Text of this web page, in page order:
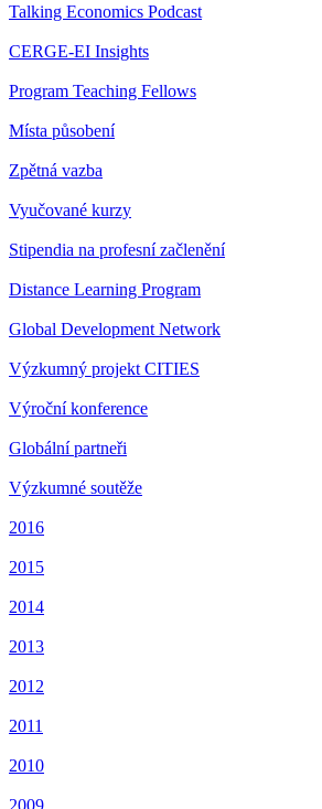
Talking Economics Podcast
CERGE-EI Insights
Program Teaching Fellows
Místa působení
Zpětná vazba
Vyučované kurzy
Stipendia na profesní začlenění
Distance Learning Program
Global Development Network
Výzkumný projekt CITIES
Výroční konference
Globální partneři
Výzkumné soutěže
2016
2015
2014
2013
2012
2011
2010
2009